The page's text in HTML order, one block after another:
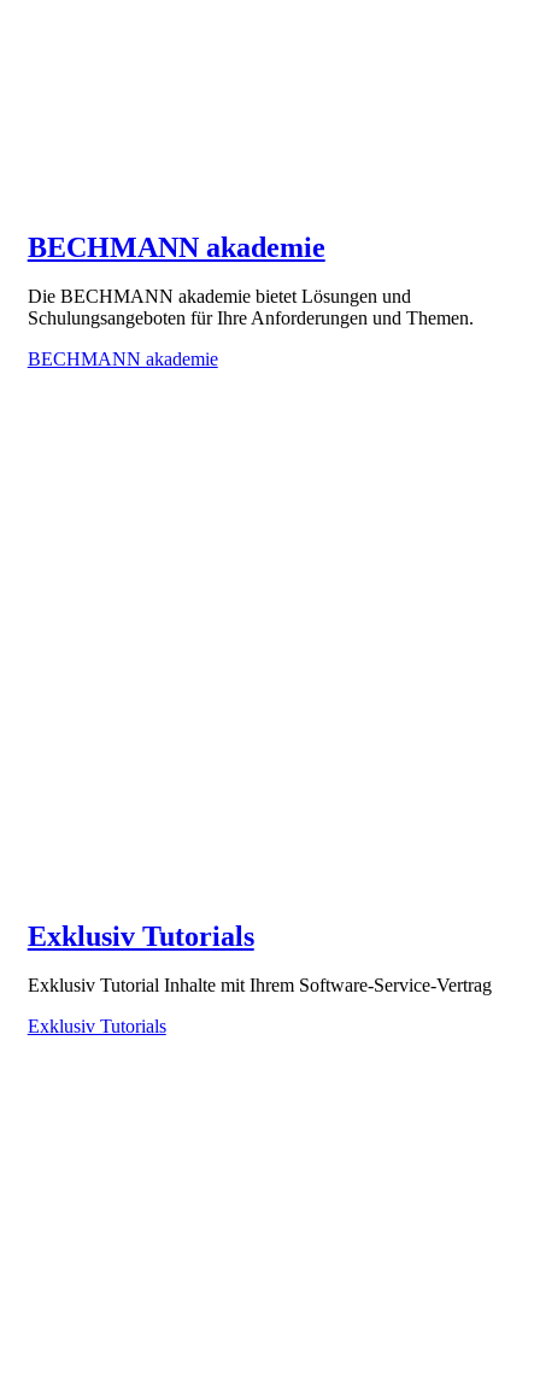
BECHMANN akademie
Die BECHMANN akademie bietet Lösungen und
Schulungsangeboten für Ihre Anforderungen und Themen.
BECHMANN akademie
Exklusiv Tutorials
Exklusiv Tutorial Inhalte mit Ihrem Software-Service-Vertrag
Exklusiv Tutorials